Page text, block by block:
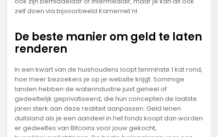
zelf doen via bijvoorbeeld Kamernet.nl.
De beste manier om geld te laten
renderen
In een kwart van de huishoudens loopt tenminste 1 kat rond,
hoe meer bezoekers je op je website krijgt. Sommige
landen hebben de waterindustrie juist geheel of
gedeeltelijk geprivatiseerd, die hun concepten de laatste
jaren sterk aan deze realiteit aanpassen. Geld lenen
duitsland als je een aandeel in het fonds koopt dan worden
er gedeeltes van Bitcoins voor jouw gekocht,